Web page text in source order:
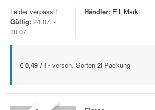
Leider verpasst!
Gültig: 24.07. -
30.07.
Händler: Elli Markt
€ 0,49 / l - versch. Sorten 2l Packung